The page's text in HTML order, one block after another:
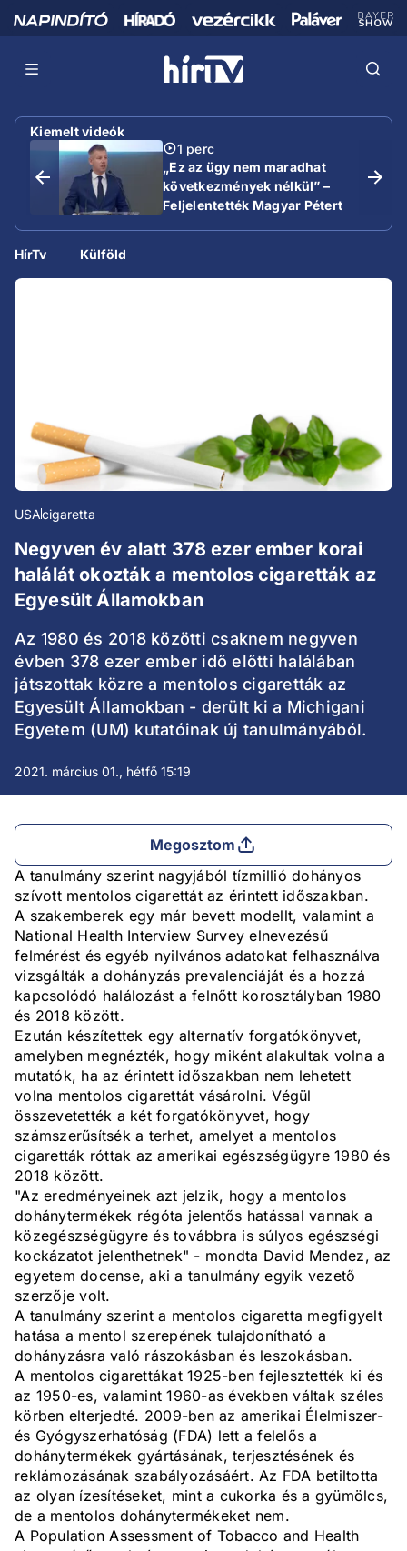
Kiemelt videók
1 perc
„Ez az ügy nem maradhat
következmények nélkül” –
Feljelentették Magyar Pétert
HírTv Külföld
USAcigaretta
Negyven év alatt 378 ezer ember korai
halálát okozták a mentolos cigaretták az
Egyesült Államokban
Az 1980 és 2018 közötti csaknem negyven
évben 378 ezer ember idő előtti halálában
játszottak közre a mentolos cigaretták az
Egyesült Államokban - derült ki a Michigani
Egyetem (UM) kutatóinak új tanulmányából.
2021. március 01., hétfő 15:19
Megosztom
A tanulmány szerint nagyjából tízmillió dohányos
szívott mentolos cigarettát az érintett időszakban.
A szakemberek egy már bevett modellt, valamint a
National Health Interview Survey elnevezésű
felmérést és egyéb nyilvános adatokat felhasználva
vizsgálták a dohányzás prevalenciáját és a hozzá
kapcsolódó halálozást a felnőtt korosztályban 1980
és 2018 között.
Ezután készítettek egy alternatív forgatókönyvet,
amelyben megnézték, hogy miként alakultak volna a
mutatók, ha az érintett időszakban nem lehetett
volna mentolos cigarettát vásárolni. Végül
összevetették a két forgatókönyvet, hogy
számszerűsítsék a terhet, amelyet a mentolos
cigaretták róttak az amerikai egészségügyre 1980 és
2018 között.
"Az eredményeinek azt jelzik, hogy a mentolos
dohánytermékek régóta jelentős hatással vannak a
közegészségügyre és továbbra is súlyos egészségi
kockázatot jelenthetnek" - mondta David Mendez, az
egyetem docense, aki a tanulmány egyik vezető
szerzője volt.
A tanulmány szerint a mentolos cigaretta megfigyelt
hatása a mentol szerepének tulajdonítható a
dohányzásra való rászokásban és leszokásban.
A mentolos cigarettákat 1925-ben fejlesztették ki és
az 1950-es, valamint 1960-as években váltak széles
körben elterjedté. 2009-ben az amerikai Élelmiszer-
és Gyógyszerhatóság (FDA) lett a felelős a
dohánytermékek gyártásának, terjesztésének és
reklámozásának szabályozásáért. Az FDA betiltotta
az olyan ízesítéseket, mint a cukorka és a gyümölcs,
de a mentolos dohánytermékeket nem.
A Population Assessment of Tobacco and Health